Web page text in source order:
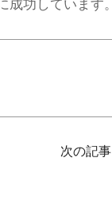
功しています。
次の記事